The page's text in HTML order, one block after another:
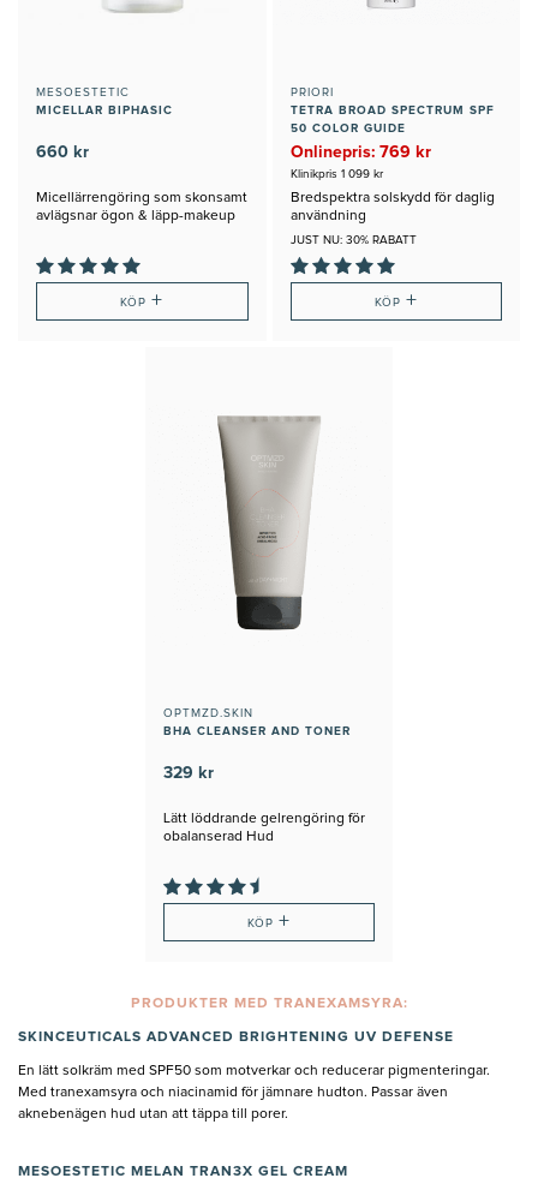
MESOESTETIC
MICELLAR BIPHASIC
660 kr
Micellärrengöring som skonsamt
avlägsnar ögon & läpp-makeup
KÖP+
PRIORI
TETRA BROAD SPECTRUM SPF
50 COLOR GUIDE
Onlinepris: 769 kr
Klinikpris 1 099 kr
Bredspektra solskydd för daglig
användning
JUST NU: 30% RABATT
KÖP +
OPTMZD.SKIN
BHA CLEANSER AND TONER
329 kr
Lätt löddrande gelrengöring för
obalanserad Hud
KÖP +
PRODUKTER MED TRANEXAMSYRA:
SKINCEUTICALS ADVANCED BRIGHTENING UV DEFENSE
En lätt solkräm med SPF50 som motverkar och reducerar pigmenteringar.
Med tranexamsyra och niacinamid för jämnare hudton. Passar även
aknebenägen hud utan att täppa till porer.
MESOESTETIC MELAN TRAN3X GEL CREAM